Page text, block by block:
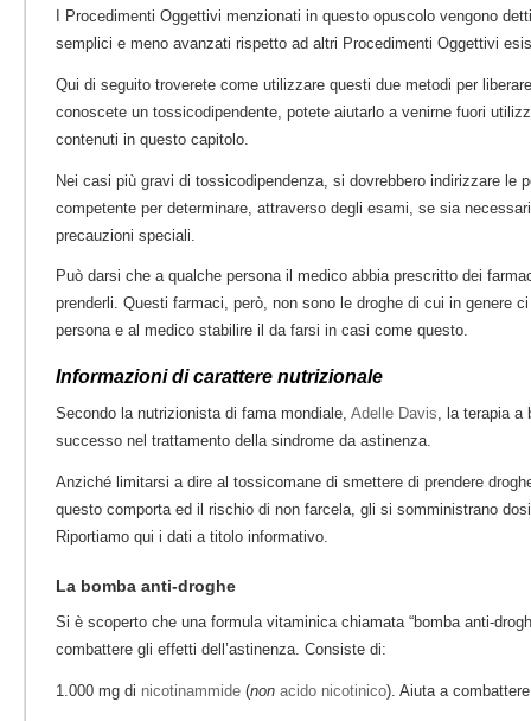
I Procedimenti Oggettivi menzionati in questo opuscolo vengono
semplici e meno avanzati rispetto ad altri Procedimenti Oggettivi
Qui di seguito troverete come utilizzare questi due metodi per
conoscete un tossicodipendente, potete aiutarlo a venirne fuori
contenuti in questo capitolo.
Nei casi più gravi di tossicodipendenza, si dovrebbero indirizzare le
competente per determinare, attraverso degli esami, se sia
precauzioni speciali.
Può darsi che a qualche persona il medico abbia prescritto dei
prenderli. Questi farmaci, però, non sono le droghe di cui in genere
persona e al medico stabilire il da farsi in casi come questo.
Informazioni di carattere nutrizionale
Secondo la nutrizionista di fama mondiale, Adelle Davis, la terapia a
successo nel trattamento della sindrome da astinenza.
Anziché limitarsi a dire al tossicomane di smettere di prendere
questo comporta ed il rischio di non farcela, gli si somministrano
Riportiamo qui i dati a titolo informativo.
La bomba anti-droghe
Si è scoperto che una formula vitaminica chiamata “bomba anti-
combattere gli effetti dell’astinenza. Consiste di:
1.000 mg di nicotinammide (non acido nicotinico). Aiuta a